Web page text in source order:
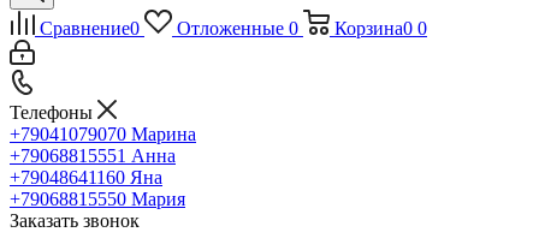
Сравнение0 Отложенные 0 Корзина0 0
Телефоны
+79041079070 Марина
+79068815551 Анна
+79048641160 Яна
+79068815550 Мария
Заказать звонок